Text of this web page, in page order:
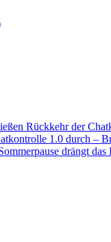
Rückkehr der
1.0 durch –
drängt